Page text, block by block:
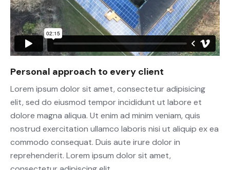
Personal approach to every client
Lorem ipsum dolor sit amet, consectetur adipisicing
elit, sed do eiusmod tempor incididunt ut labore et
dolore magna aliqua. Ut enim ad minim veniam, quis
nostrud exercitation ullamco laboris nisi ut aliquip ex ea
commodo consequat. Duis aute irure dolor in
reprehenderit. Lorem ipsum dolor sit amet,